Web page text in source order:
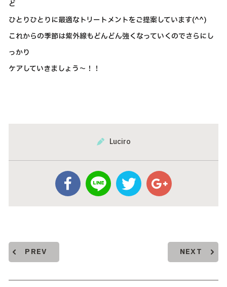
ど
ひとりひとりに最適なトリートメントをご提案しています(^^)
これからの季節は紫外線もどんどん強くなっていくのでさらにし
っかり
ケアしていきましょう～！！
Luciro
PREV NEXT